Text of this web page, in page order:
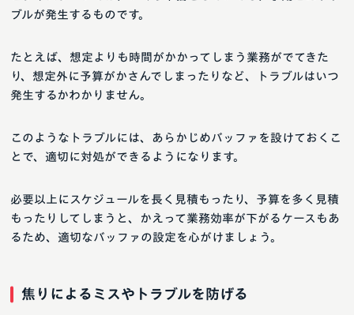
ブルが発生するものです。
たとえば、想定よりも時間がかかってしまう業務がでてきた
り、想定外に予算がかさんでしまったりなど、トラブルはいつ
発生するかわかりません。
このようなトラブルには、あらかじめバッファを設けておくこ
とで、適切に対処ができるようになります。
必要以上にスケジュールを長く見積もったり、予算を多く見積
もったりしてしまうと、かえって業務効率が下がるケースもあ
るため、適切なバッファの設定を心がけましょう。
焦りによるミスやトラブルを防げる